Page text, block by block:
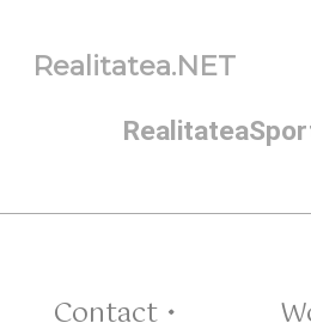
Realitatea.NET